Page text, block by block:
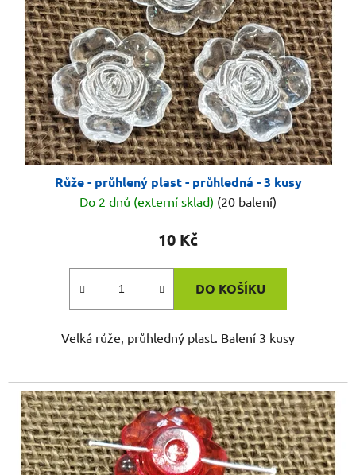
Růže - průhlený plast - průhledná - 3 kusy
Do 2 dnů (externí sklad) (20 balení)
10 Kč
DO KOŠÍKU
Velká růže, průhledný plast. Balení 3 kusy